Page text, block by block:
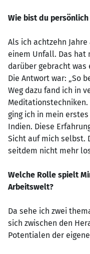
Wie bist du
Als ich achtzehn
einem Unfall. Das hat
darüber gebracht was
Die Antwort war: „So
Weg dazu fand ich in
Meditationstechniken.
ging ich in mein
Indien. Diese
Sicht auf mich selbst.
seitdem nicht mehr
Welche Rolle spielt
Arbeitswelt?
Da sehe ich zwei
sich zwischen den
Potentialen der